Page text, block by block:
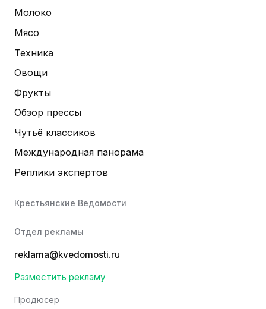
Молоко
Мясо
Техника
Овощи
Фрукты
Обзор прессы
Чутьё классиков
Международная панорама
Реплики экспертов
Крестьянские Ведомости
Отдел рекламы
reklama@kvedomosti.ru
Разместить рекламу
Продюсер